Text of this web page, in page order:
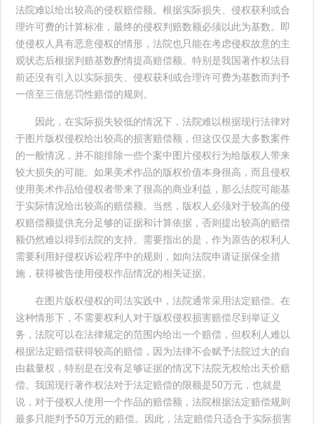
法院难以给出较高的侵权赔偿额。根据实际损失、侵权获利或合
理许可费的计算标准，最终的侵权判赔数额必须以此为基数。即
使侵权人具有恶意侵权的情形，法院也只能在考虑侵权故意的主
观状态后根据判赔基数酌情提高赔偿额。特别是我国著作权法目
前还没有引入以实际损失、侵权获利或合理许可费为基数而判予
一倍至三倍惩罚性赔偿的规则。
因此，在实际损失较低的情况下，法院难以根据现行法律对
于图片版权侵权给出较高的损害赔偿额，但这仅仅是大多数案件
的一般情况，并不能排除一些个案中图片侵权行为给版权人带来
较大损失的可能。如果美术作品的版权价值本身很高，而且侵权
使用美术作品给侵权者带来了很高的商业利益，那么法院可能基
于实际情况给出较高的赔偿额。当然，版权人必须对于较高的侵
权赔偿额提供充分足够的证据和计算依据，否则提出较高的赔偿
额仍然难以得到法院的支持。需要指出的是，作为原告的权利人
需要利用好侵权诉讼程序中的规则，如向法院申请证据保全措
施，获得被告使用侵权作品情况的相关证据。
在图片版权侵权的司法实践中，法院通常采用法定赔偿。在
这种情形下，不需要权利人对于版权侵权损害赔偿尽到举证义
务，法院可以在法律规定的范围内给出一个赔偿，但权利人难以
根据法定赔偿获得较高的赔偿，因为法律不会赋予法院过大的自
由裁量权，特别是在没有足够证据的情况下法院无权给出天价赔
偿。我国现行著作权法对于法定赔偿的限额是50万元，也就是
说，对于侵权人使用一个作品的赔偿额，法院根据法定赔偿规则
最多只能判予50万元的赔偿。因此，法定赔偿只适合于实际损害